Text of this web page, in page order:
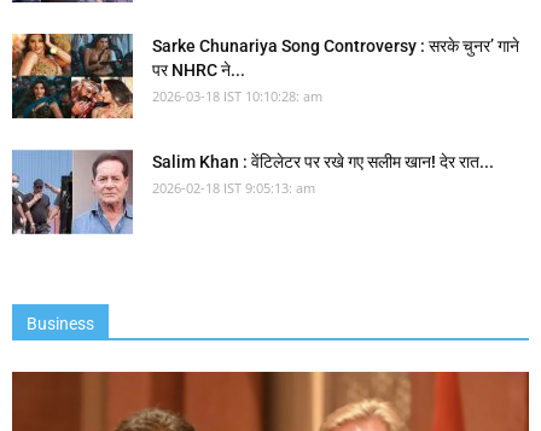
Sarke Chunariya Song Controversy : सरके चुनर’ गाने
पर NHRC ने...
2026-03-18 IST 10:10:28: am
Salim Khan : वेंटिलेटर पर रखे गए सलीम खान! देर रात...
2026-02-18 IST 9:05:13: am
Business